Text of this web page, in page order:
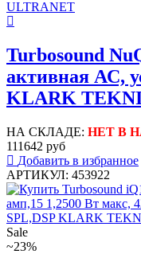
Turbosound
активная АС,
KLARK
НА СКЛАДЕ: НЕТ В
111642 руб
Добавить в избранное
АРТИКУЛ: 453922
Sale
~23%